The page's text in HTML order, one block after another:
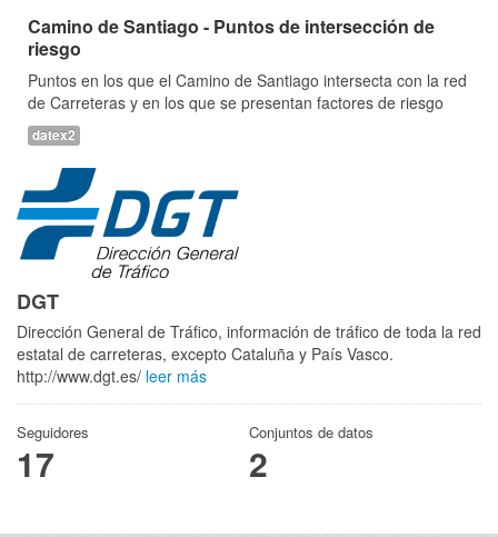
Camino de Santiago - Puntos de intersección de
riesgo
Puntos en los que el Camino de Santiago intersecta con la red
de Carreteras y en los que se presentan factores de riesgo
datex2
DGT
Dirección General de Tráfico, información de tráfico de toda la red
estatal de carreteras, excepto Cataluña y País Vasco.
http://www.dgt.es/ leer más
Seguidores
17
Conjuntos de datos
2